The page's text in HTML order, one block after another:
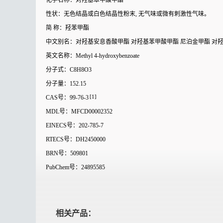
性状：无色结晶或白色结晶性粉末, 无气味或微有刺激性气味。
简 称：羟苯甲酯
中文别名：对羟基安息香酸甲酯 对羟基苯甲酸甲酯 尼泊金甲酯 对
英文名称：Methyl 4-hydroxybenzoate
分子式：C8H8O3
分子量：152.15
CAS号：99-76-3[1]
MDL号：MFCD00002352
EINECS号：202-785-7
RTECS号：DH2450000
BRN号：509801
PubChem号：24895585
相关产品：